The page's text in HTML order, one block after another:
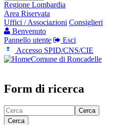
Regione Lombardia
Area Riservata
Uffici / Associazioni Consiglieri
Benvenuto
Pannello utente
Esci
Accesso SPID/CNS/CIE
Comune di Roncadelle
Form di ricerca
Cerca
Cerca